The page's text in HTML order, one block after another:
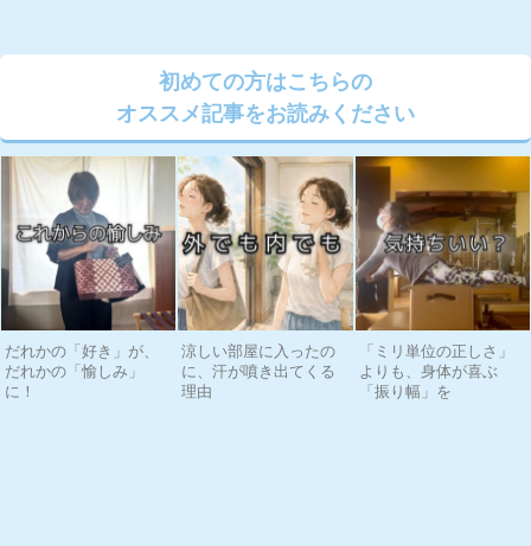
初めての方はこちらの
オススメ記事をお読みください
だれかの「好き」が、
だれかの「愉しみ」
に！
涼しい部屋に入ったの
に、汗が噴き出てくる
理由
「ミリ単位の正しさ」
よりも、身体が喜ぶ
「振り幅」を